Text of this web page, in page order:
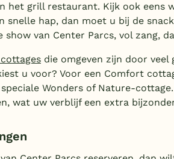
het grill restaurant. Kijk ook
snelle hap, dan moet u bij de
van Center Parcs, vol zang,
die omgeven zijn door veel
u voor? Voor een Comfort
Wonders of Nature-
wat uw verblijf een extra